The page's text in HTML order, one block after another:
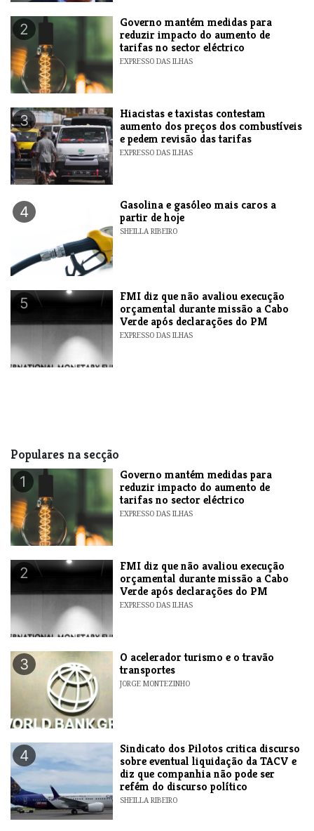
2
Governo mantém medidas para
reduzir impacto do aumento de
tarifas no sector eléctrico
EXPRESSO DAS ILHAS
3
Hiacistas e taxistas contestam
aumento dos preços dos combustíveis
e pedem revisão das tarifas
EXPRESSO DAS ILHAS
4
Gasolina e gasóleo mais caros a
partir de hoje
SHEILLA RIBEIRO
5
FMI diz que não avaliou execução
orçamental durante missão a Cabo
Verde após declarações do PM
EXPRESSO DAS ILHAS
Populares na secção
1
Governo mantém medidas para
reduzir impacto do aumento de
tarifas no sector eléctrico
EXPRESSO DAS ILHAS
2
FMI diz que não avaliou execução
orçamental durante missão a Cabo
Verde após declarações do PM
EXPRESSO DAS ILHAS
3
O acelerador turismo e o travão
transportes
JORGE MONTEZINHO
4
Sindicato dos Pilotos critica discurso
sobre eventual liquidação da TACV e
diz que companhia não pode ser
refém do discurso político
SHEILLA RIBEIRO